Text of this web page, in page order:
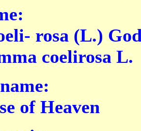
rosa (L.)
coelirosa L.
of Heaven